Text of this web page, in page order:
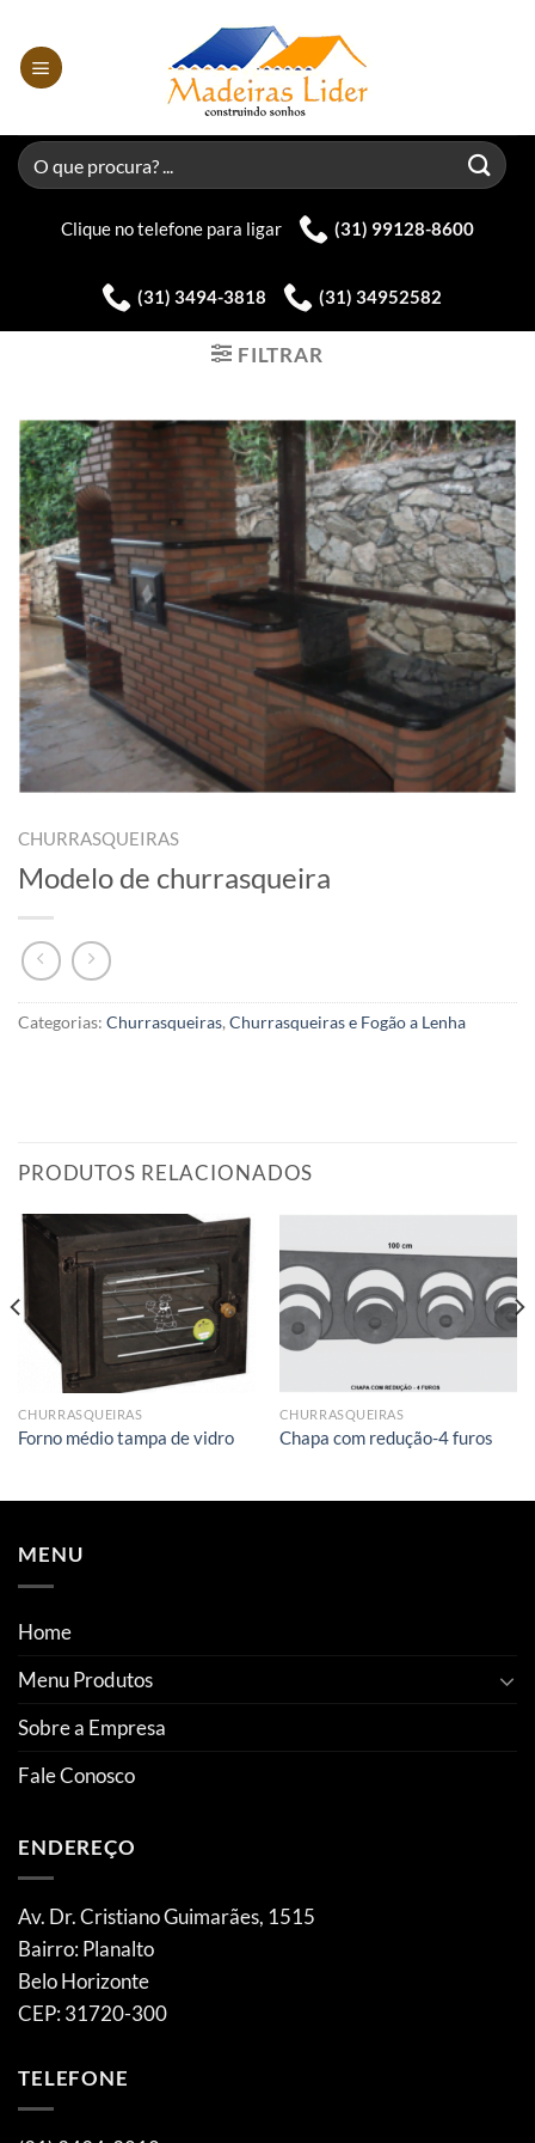
content
Pesquisar
por:
Clique no telefone para ligar (31) 99128-8600
(31) 3494-3818 (31) 34952582
FILTRAR
CHURRASQUEIRAS
Modelo de churrasqueira
Categorias: Churrasqueiras,Churrasqueiras e Fogão a Lenha
PRODUTOS RELACIONADOS
CHURRASQUEIRAS
Forno médio tampa de vidro
CHURRASQUEIRAS
Chapa com redução-4 furos
MENU
Home
Menu Produtos
Sobre a Empresa
Fale Conosco
ENDEREÇO
Av. Dr. Cristiano Guimarães, 1515
Bairro: Planalto
Belo Horizonte
CEP: 31720-300
TELEFONE